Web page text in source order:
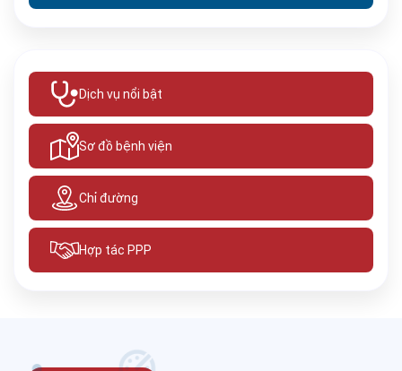
Dịch vụ nổi bật
Sơ đồ bệnh viện
Chỉ đường
Hợp tác PPP